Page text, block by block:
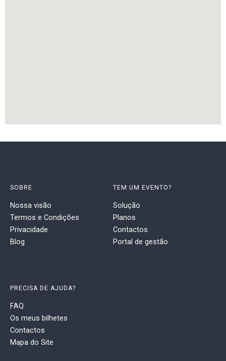
SOBRE
Nossa visão
Termos e Condições
Privacidade
Blog
TEM UM EVENTO?
Solução
Planos
Contactos
Portal de gestão
PRECISA DE AJUDA?
FAQ
Os meus bilhetes
Contactos
Mapa do Site